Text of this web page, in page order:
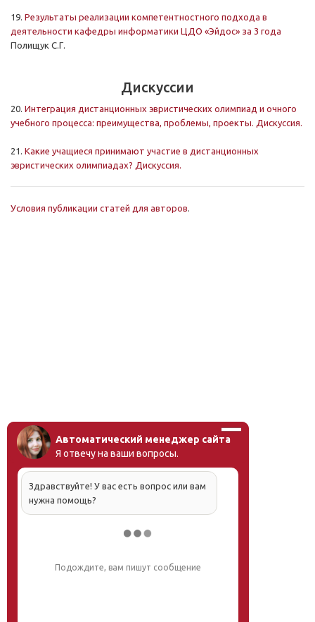
19. Результаты реализации компетентностного подхода в
деятельности кафедры информатики ЦДО «Эйдос» за 3 года
Полищук С.Г.
Дискуссии
20. Интеграция дистанционных эвристических олимпиад и очного
учебного процесса: преимущества, проблемы, проекты. Дискуссия.
21. Какие учащиеся принимают участие в дистанционных
эвристических олимпиадах? Дискуссия.
Условия публикации статей для авторов.
Автоматический менеджер сайта
Я отвечу на ваши вопросы.
Здравствуйте! У вас есть вопрос или вам
нужна помощь?
Напишите, что вас интересует, и мы вам